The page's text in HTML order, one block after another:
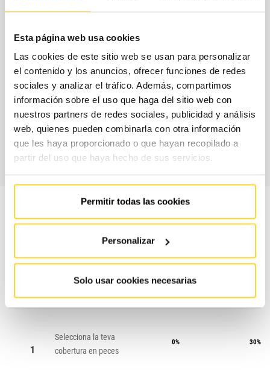
Esta página web usa cookies
Las cookies de este sitio web se usan para personalizar
el contenido y los anuncios, ofrecer funciones de redes
sociales y analizar el tráfico. Además, compartimos
información sobre el uso que haga del sitio web con
nuestros partners de redes sociales, publicidad y análisis
web, quienes pueden combinarla con otra información
que les haya proporcionado o que hayan recopilado a
partir del uso que haya hecho de sus servicios.
Permitir todas las cookies
Personalizar
Solo usar cookies necesarias
pressupost, a FAIN et proposem un model de contractació
flexible, en què seleccionaràs per separat la cobertura de
peces, és a dir, els recanvis que s'inclouen sense cost
addicional al teu contracte, i els horaris de servei.
CONTACTA AMB
NOSALTRES
CONTRACTE
ESSENTIAL
1
Selecciona la teva
cobertura en peces
0% 30%